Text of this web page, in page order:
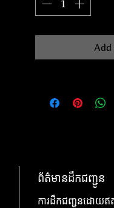
ព័ត៌មានដឹកជញ្ជូន
ការដឹកជញ្ជូនដោយឥត